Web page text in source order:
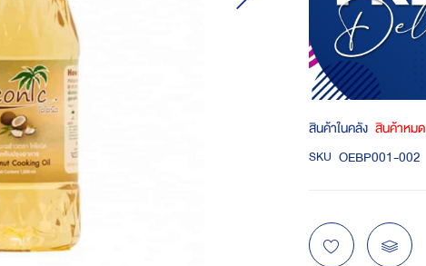
สินค้าในคลัง สินค้าหมด
SKU OEBP001-002